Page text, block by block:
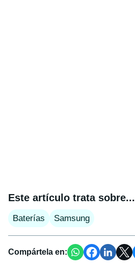
Este artículo trata sobre...
Baterías Samsung
Compártela en: